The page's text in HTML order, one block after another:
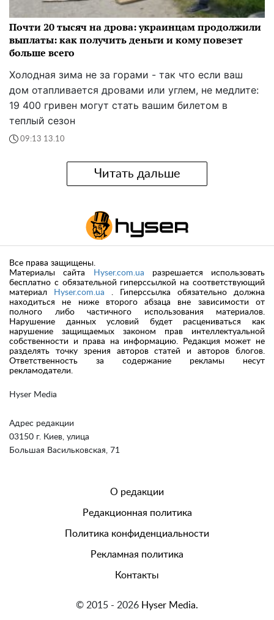
Почти 20 тысяч на дрова: украинцам продолжили
выплаты: как получить деньги и кому повезет
больше всего
Холодная зима не за горами - так что если ваш
дом отапливается дровами или углем, не медлите:
19 400 гривен могут стать вашим билетом в
теплый сезон
09:13 13.10
Читать дальше
Hyser Media
Адрес редакции
03150 г. Киев, улица
Большая Васильковская, 71
Все права защищены.
Материалы сайта
Hyser.com.ua разрешается использовать
бесплатно с обязательной гиперссылкой на соответствующий
материал
Hyser.com.ua . Гиперссылка обязательно должна
находиться не ниже второго абзаца вне зависимости от
полного либо частичного использования материалов.
Нарушение данных условий будет расцениваться как
нарушение защищаемых законом прав интеллектуальной
собственности и права на информацию. Редакция может не
разделять точку зрения авторов статей и авторов блогов.
Ответственность за содержание рекламы несут
рекламодатели.
О редакции
Редакционная политика
Политика конфиденциальности
Рекламная политика
Контакты
© 2015 - 2026 Hyser Media.